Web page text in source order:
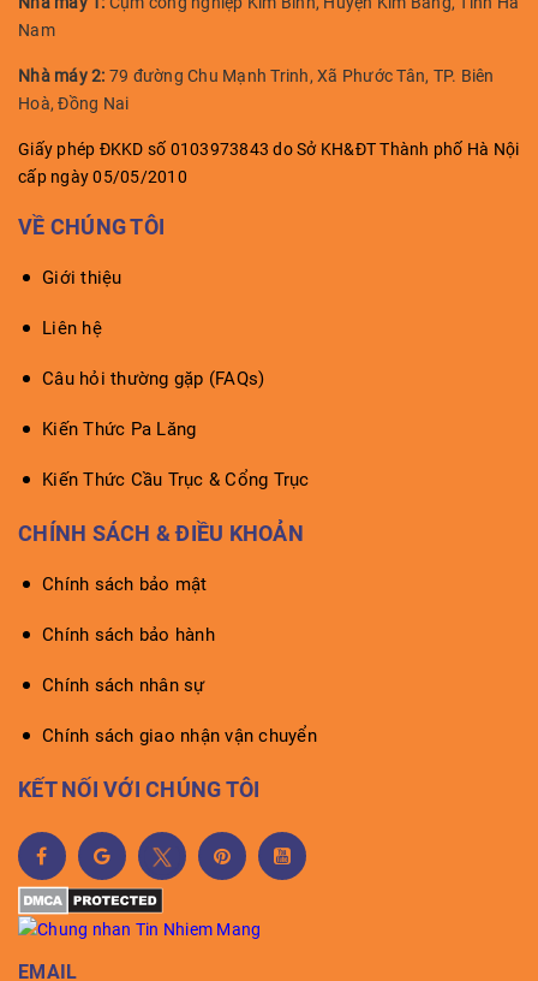
Nam
Nhà máy 2: 79 đường Chu Mạnh Trinh, Xã Phước Tân, TP. Biên
Hoà, Đồng Nai
Giấy phép ĐKKD số 0103973843 do Sở KH&ĐT Thành phố Hà Nội
cấp ngày 05/05/2010
VỀ CHÚNG TÔI
Giới thiệu
Liên hệ
Câu hỏi thường gặp (FAQs)
Kiến Thức Pa Lăng
Kiến Thức Cầu Trục & Cổng Trục
CHÍNH SÁCH & ĐIỀU KHOẢN
Chính sách bảo mật
Chính sách bảo hành
Chính sách nhân sự
Chính sách giao nhận vận chuyển
KẾT NỐI VỚI CHÚNG TÔI
EMAIL